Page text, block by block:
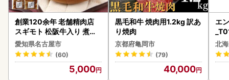
創業120余年 老舗精肉店
スギモト 松阪牛入り 煮込
み ハンバーグ 110g×4枚
惣菜 お取り寄せ グルメ ハ
ンバーグ 冷凍
愛知県名古屋市
(60)
5,000
黒毛和牛 焼肉用1.2kg 訳あ
り焼肉
京都府亀岡市
(79)
40,000
エ
北